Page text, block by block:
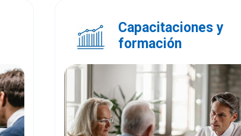
Capacitaciones y
formación